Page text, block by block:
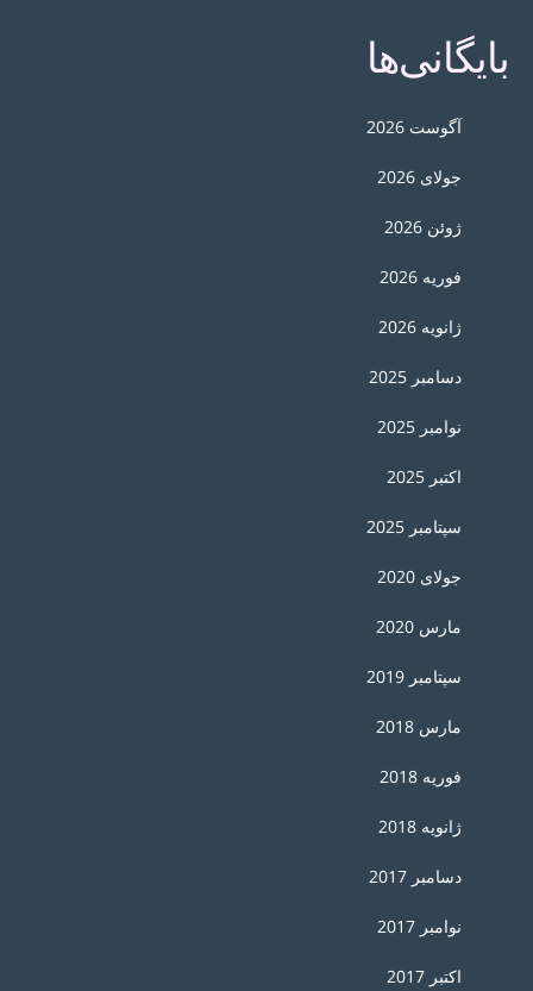
بایگانی‌ها
آگوست 2026
جولای 2026
ژوئن 2026
فوریه 2026
ژانویه 2026
دسامبر 2025
نوامبر 2025
اکتبر 2025
سپتامبر 2025
جولای 2020
مارس 2020
سپتامبر 2019
مارس 2018
فوریه 2018
ژانویه 2018
دسامبر 2017
نوامبر 2017
اکتبر 2017